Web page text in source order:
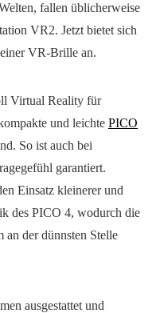
fallen üblicherweise
VR2. Jetzt bietet sich
VR-Brille an.
Virtual Reality für
und leichte PICO
So ist auch bei
garantiert.
Einsatz kleinerer und
des PICO 4, wodurch die
an der dünnsten Stelle
ausgestattet und